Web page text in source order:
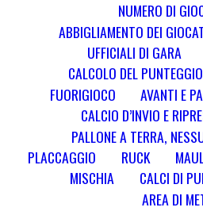
NUMERO DI
ABBIGLIAMENTO DEI
UFFICIALI DI GARA
CALCOLO DEL PUNTEGGIO
FUORIGIOCO
AVANTI E
CALCIO D’INVIO E
PALLONE A TERRA,
PLACCAGGIO
RUCK
MISCHIA
CALCI DI
AREA DI